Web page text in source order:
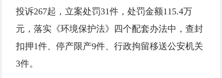
投诉267起，立案处罚31件，处罚金额115.4万
元，落实《环境保护法》四个配套办法中，查封
扣押1件、停产限产9件、行政拘留移送公安机关
3件。